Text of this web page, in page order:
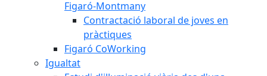
Figaró-Montmany
Contractació laboral de joves en
pràctiques
Figaró CoWorking
Igualtat